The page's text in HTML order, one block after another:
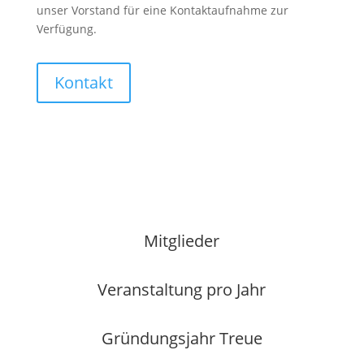
unser Vorstand für eine Kontaktaufnahme zur
Verfügung.
Kontakt
Mitglieder
Veranstaltung pro Jahr
Gründungsjahr Treue